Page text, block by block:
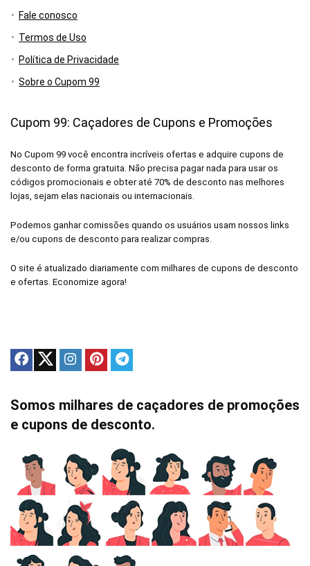
Fale conosco
Termos de Uso
Política de Privacidade
Sobre o Cupom 99
Cupom 99: Caçadores de Cupons e Promoções
No Cupom 99 você encontra incríveis ofertas e adquire cupons de
desconto de forma gratuita. Não precisa pagar nada para usar os
códigos promocionais e obter até 70% de desconto nas melhores
lojas, sejam elas nacionais ou internacionais.
Podemos ganhar comissões quando os usuários usam nossos links
e/ou cupons de desconto para realizar compras.
O site é atualizado diariamente com milhares de cupons de desconto
e ofertas. Economize agora!
Somos milhares de caçadores de promoções
e cupons de desconto.